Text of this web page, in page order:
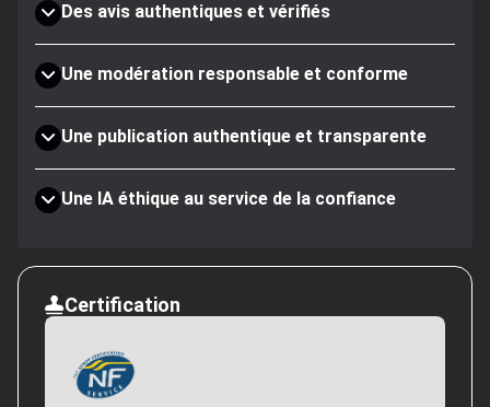
Des avis authentiques et vérifiés
Une modération responsable et conforme
Une publication authentique et transparente
Une IA éthique au service de la confiance
Certification